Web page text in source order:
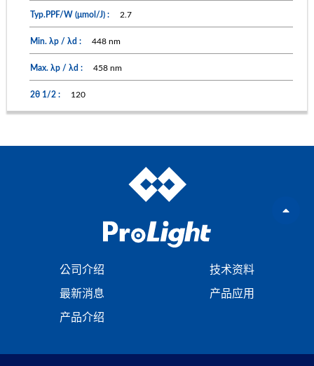
2.7
448 nm
458 nm
120
公司介绍
最新消息
产品介绍
技术资料
产品应用